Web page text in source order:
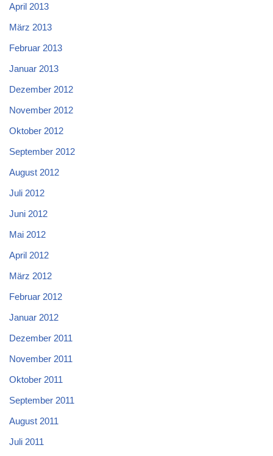
April 2013
März 2013
Februar 2013
Januar 2013
Dezember 2012
November 2012
Oktober 2012
September 2012
August 2012
Juli 2012
Juni 2012
Mai 2012
April 2012
März 2012
Februar 2012
Januar 2012
Dezember 2011
November 2011
Oktober 2011
September 2011
August 2011
Juli 2011